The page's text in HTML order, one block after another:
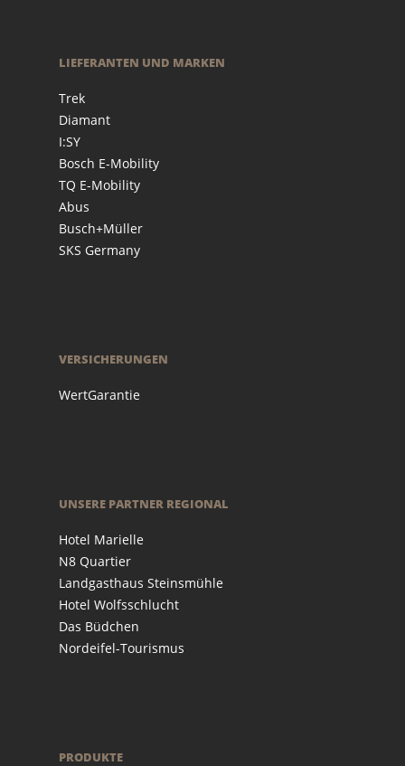
LIEFERANTEN UND MARKEN
Trek
Diamant
I:SY
Bosch E-Mobility
TQ E-Mobility
Abus
Busch+Müller
SKS Germany
VERSICHERUNGEN
WertGarantie
UNSERE PARTNER REGIONAL
Hotel Marielle
N8 Quartier
Landgasthaus Steinsmühle
Hotel Wolfsschlucht
Das Büdchen
Nordeifel-Tourismus
PRODUKTE